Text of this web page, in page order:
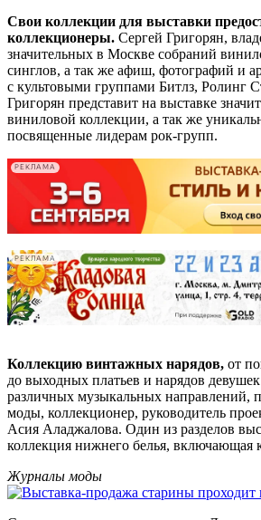
Свои коллекции для выставки
коллекционеры. Сергей Григорян,
значительных в Москве собраний
синглов, а так же афиш, фотографий и
с культовыми группами Битлз, Ролинг
Григорян представит на выставке
виниловой коллекции, а так же
посвященные лидерам рок-групп.
РЕКЛАМА
РЕКЛАМА
Коллекцию винтажных нарядов, от
до выходных платьев и нарядов
различных музыкальных направлений,
моды, коллекционер, руководитель
Асия Аладжалова. Один из разделов
коллекция нижнего белья, включающая
Журналы моды